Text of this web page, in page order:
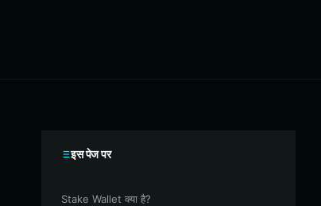
इस पेज पर
Stake Wallet क्या है?